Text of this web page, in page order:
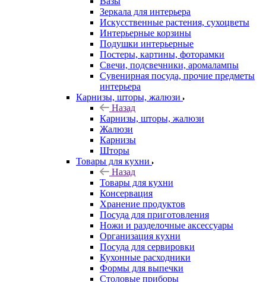
Зеркала для интерьера
Искусственные растения, сухоцветы
Интерьерные корзины
Подушки интерьерные
Постеры, картины, фоторамки
Свечи, подсвечники, аромалампы
Сувенирная посуда, прочие предметы
интерьера
Карнизы, шторы, жалюзи
Назад
Карнизы, шторы, жалюзи
Жалюзи
Карнизы
Шторы
Товары для кухни
Назад
Товары для кухни
Консервация
Хранение продуктов
Посуда для приготовления
Ножи и разделочные аксессуары
Организация кухни
Посуда для сервировки
Кухонные расходники
Формы для выпечки
Столовые приборы